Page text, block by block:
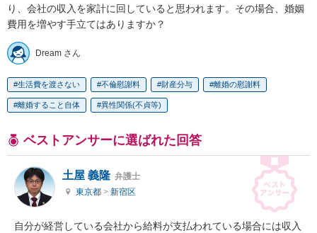
り、会社の収入を家計に回していると思われます。その場合、婚姻
費用を増やす手立てはありますか？
Dream さん
生活費を渡さない 不倫慰謝料 財産分与 離婚の慰謝料
離婚すること自体 異性関係(不貞等)
ベストアンサーに選ばれた回答
土屋 義隆 弁護士
東京都 > 新宿区
自分が経営している会社から給料が支払われている場合には収入